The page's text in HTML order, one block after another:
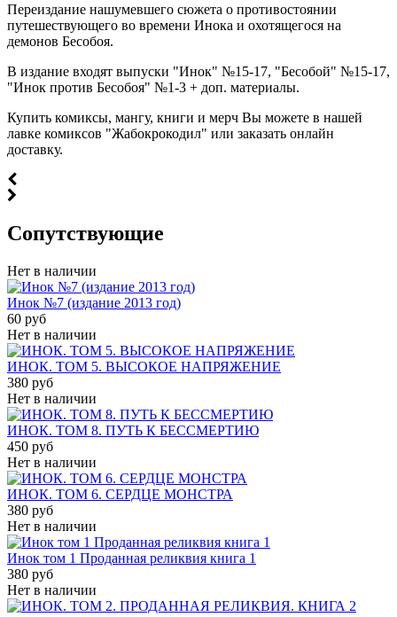
Переиздание нашумевшего сюжета о противостоянии
путешествующего во времени Инока и охотящегося на
демонов Бесобоя.
В издание входят выпуски "Инок" №15-17, "Бесобой" №15-17,
"Инок против Бесобоя" №1-3 + доп. материалы.
Купить комиксы, мангу, книги и мерч Вы можете в нашей
лавке комиксов "Жабокрокодил" или заказать онлайн
доставку.
Cопутствующие
Нет в наличии
Инок №7 (издание 2013 год)
60 руб
Нет в наличии
ИНОК. ТОМ 5. ВЫСОКОЕ НАПРЯЖЕНИЕ
380 руб
Нет в наличии
ИНОК. ТОМ 8. ПУТЬ К БЕССМЕРТИЮ
450 руб
Нет в наличии
ИНОК. ТОМ 6. СЕРДЦЕ МОНСТРА
380 руб
Нет в наличии
Инок том 1 Проданная реликвия книга 1
380 руб
Нет в наличии